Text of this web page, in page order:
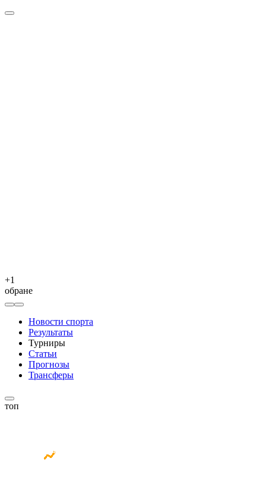
+1
обране
Новости спорта
Результаты
Турниры
Статьи
Прогнозы
Трансферы
топ